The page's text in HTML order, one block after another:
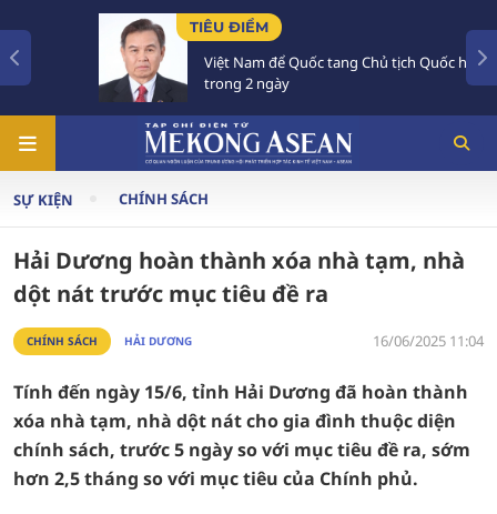
TIÊU ĐIỂM
Việt Nam để Quốc tang Chủ tịch Quốc hội Lào
trong 2 ngày
SỰ KIỆN CHÍNH SÁCH
Hải Dương hoàn thành xóa nhà tạm, nhà
dột nát trước mục tiêu đề ra
CHÍNH SÁCH HẢI DƯƠNG 16/06/2025 11:04
Tính đến ngày 15/6, tỉnh Hải Dương đã hoàn thành
xóa nhà tạm, nhà dột nát cho gia đình thuộc diện
chính sách, trước 5 ngày so với mục tiêu đề ra, sớm
hơn 2,5 tháng so với mục tiêu của Chính phủ.